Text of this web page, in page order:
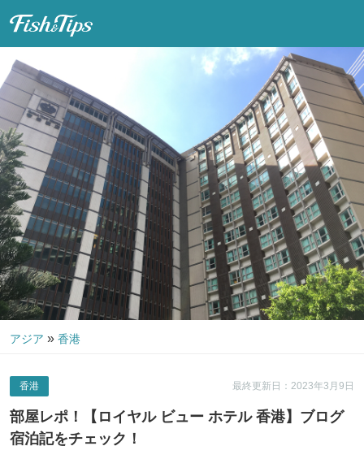
アジア » 香港
最終更新日：2023年3月9日
香港
部屋レポ！【ロイヤル ビュー ホテル 香港】ブログ
宿泊記をチェック！